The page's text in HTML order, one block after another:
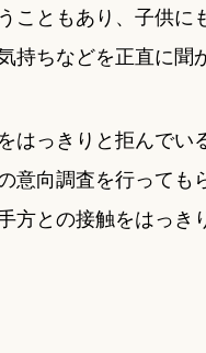
こともあり、子供
ちなどを正直に聞
はっきりと拒んで
向調査を行っても
方との接触をはっき